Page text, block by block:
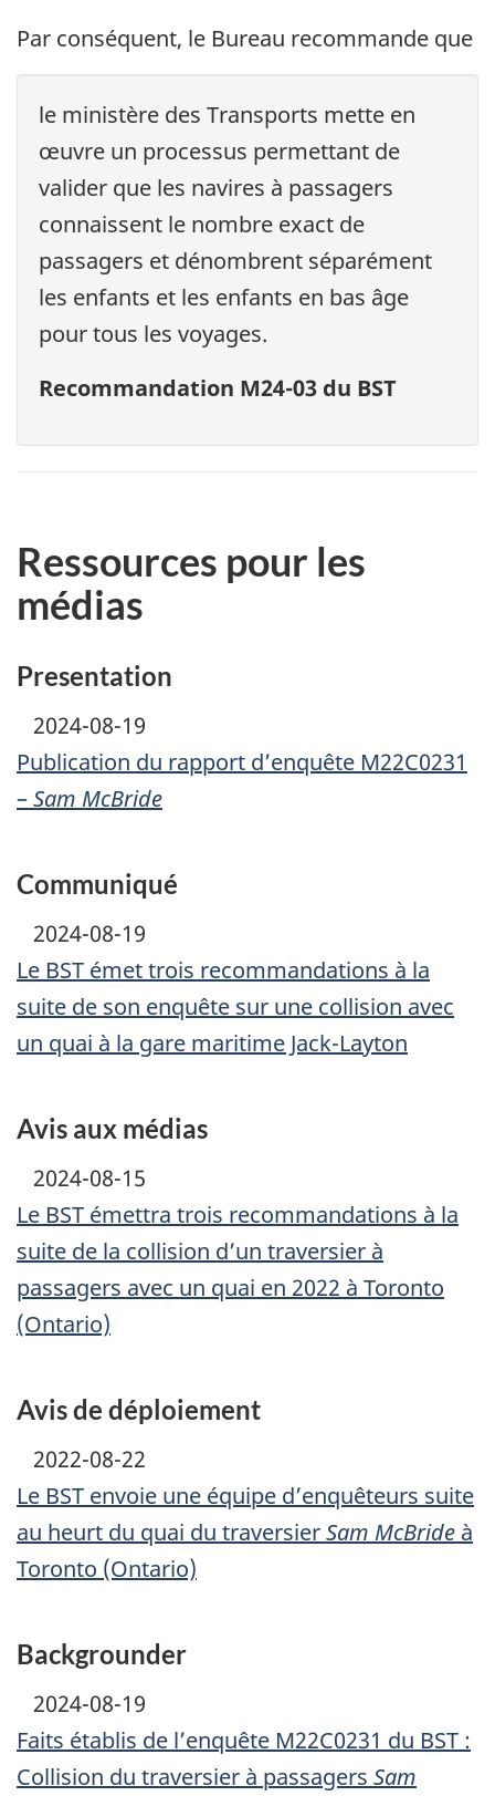
Par conséquent, le Bureau recommande que
le ministère des Transports mette en
œuvre un processus permettant de
valider que les navires à passagers
connaissent le nombre exact de
passagers et dénombrent séparément
les enfants et les enfants en bas âge
pour tous les voyages.
Recommandation M24-03 du BST
Ressources pour les
médias
Presentation
2024-08-19
Publication du rapport d’enquête M22C0231
–Sam McBride
Communiqué
2024-08-19
Le BST émet trois recommandations à la
suite de son enquête sur une collision avec
un quai à la gare maritime Jack-Layton
Avis aux médias
2024-08-15
Le BST émettra trois recommandations à la
suite de la collision d’un traversier à
passagers avec un quai en 2022 à Toronto
(Ontario)
Avis de déploiement
2022-08-22
Le BST envoie une équipe d’enquêteurs suite
au heurt du quai du traversierSam McBride à
Toronto (Ontario)
Backgrounder
2024-08-19
Faits établis de l’enquête M22C0231 du BST :
Collision du traversier à passagers Sam